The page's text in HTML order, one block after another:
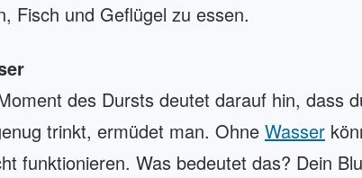
Fisch und Geflügel zu essen.
des Dursts deutet darauf hin, dass
trinkt, ermüdet man. Ohne Wasser
funktionieren. Was bedeutet das? Dein